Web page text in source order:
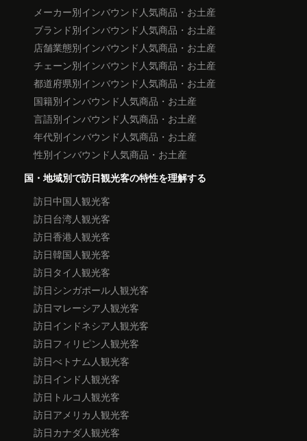
メーカー別インバウンド人気商品・お土産
ブランド別インバウンド人気商品・お土産
店舗業態別インバウンド人気商品・お土産
チェーン別インバウンド人気商品・お土産
都道府県別インバウンド人気商品・お土産
国籍別インバウンド人気商品・お土産
言語別インバウンド人気商品・お土産
年代別インバウンド人気商品・お土産
性別インバウンド人気商品・お土産
国・地域別で訪日観光客の特性を理解する
訪日中国人観光客
訪日台湾人観光客
訪日香港人観光客
訪日韓国人観光客
訪日タイ人観光客
訪日シンガポール人観光客
訪日マレーシア人観光客
訪日インドネシア人観光客
訪日フィリピン人観光客
訪日べトナム人観光客
訪日インド人観光客
訪日トルコ人観光客
訪日アメリカ人観光客
訪日カナダ人観光客